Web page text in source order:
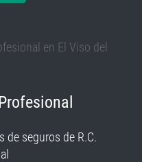
de seguros de R.C.